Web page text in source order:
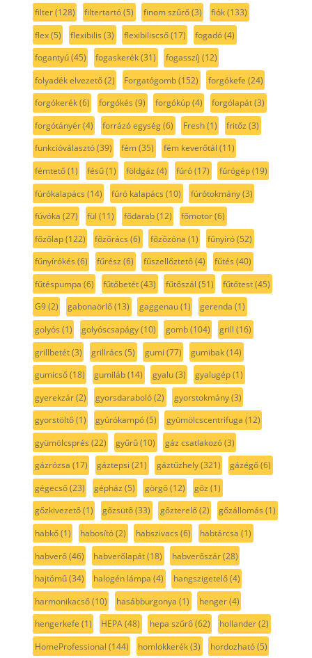
filter(128) filtertartó(5) finom szűrő(3) fiók(133)
flex(5) flexibilis (3) flexibiliscső(17) fogadó(4)
fogantyú(45) fogaskerék(31) fogasszíj (12)
folyadék elvezető(2) Forgatógomb(152) forgókefe (24)
forgókerék(6) forgókés (9) forgókúp(4) forgólapát(3)
forgótányér(4) forrázó egység(6) Fresh(1) fritőz (3)
funkcióválasztó(39) fém(35) fém keverőtál (11)
fémtető(1) fésű(1) földgáz (4) fúró(17) fúrógép(19)
fúrókalapács (14) fúró kalapács (10) fúrótokmány(3)
fúvóka (27) fül (11) fődarab(12) főmotor(6)
főzőlap(122) főzőrács (6) főzőzóna (1) fűnyíró(52)
fűnyírókés (6) fűrész (6) fűszellőztető(4) fűtés (40)
fűtéspumpa (6) fűtőbetét(43) fűtőszál (51) fűtőtest(45)
G9(2) gabonaörlő(13) gaggenau(1) gerenda (1)
golyós (1) golyóscsapágy(10) gomb(104) grill (16)
grillbetét(3) grillrács (5) gumi (77) gumibak(14)
gumicső(18) gumiláb(14) gyalu(3) gyalugép(1)
gyerekzár(2) gyorsdaraboló(2) gyorstokmány(3)
gyorstöltő(1) gyúrókampó(5) gyümölcscentrifuga (12)
gyümölcsprés (22) gyűrű(10) gáz csatlakozó(3)
gázrózsa (17) gáztepsi (21) gáztűzhely(321) gázégő(6)
gégecső(23) gépház (5) görgő(12) gőz (1)
gőzkivezető(1) gőzsütő(33) gőzterelő(2) gőzállomás (1)
habkő(1) habosító(2) habszivacs (6) habtárcsa (1)
habverő(46) habverőlapát(18) habverőszár(28)
hajtómű(34) halogén lámpa (4) hangszigetelő(4)
harmonikacső(10) hasábburgonya (1) henger(4)
hengerkefe (1) HEPA(48) hepa szűrő(62) hollander(2)
HomeProfessional (144) homlokkerék(3) hordozható(5)